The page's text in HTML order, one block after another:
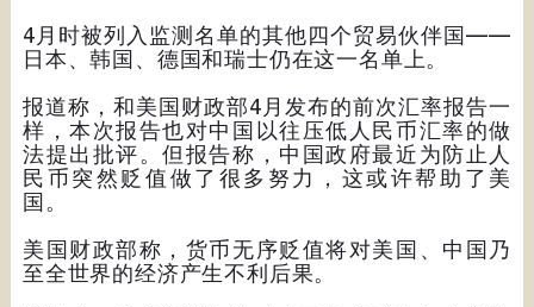
4月时被列入监测名单的其他四个贸易伙伴国——
日本、韩国、德国和瑞士仍在这一名单上。
报道称，和美国财政部4月发布的前次汇率报告一
样，本次报告也对中国以往压低人民币汇率的做
法提出批评。但报告称，中国政府最近为防止人
民币突然贬值做了很多努力，这或许帮助了美
国。
美国财政部称，货币无序贬值将对美国、中国乃
至全世界的经济产生不利后果。